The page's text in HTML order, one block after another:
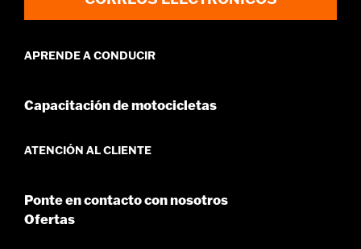
d.com/warrantypara más información
APRENDE A CONDUCIR
Capacitación de motocicletas
ATENCIÓN AL CLIENTE
Ponte en contacto con nosotros
Ofertas